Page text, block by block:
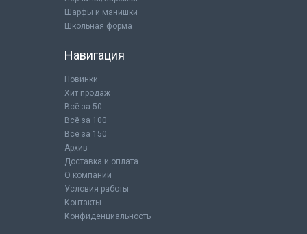
Шарфы и манишки
Школьная форма
Навигация
Новинки
Хит продаж
Всё за 50
Всё за 100
Всё за 150
Архив
Доставка и оплата
О компании
Условия работы
Контакты
Конфиденциальность